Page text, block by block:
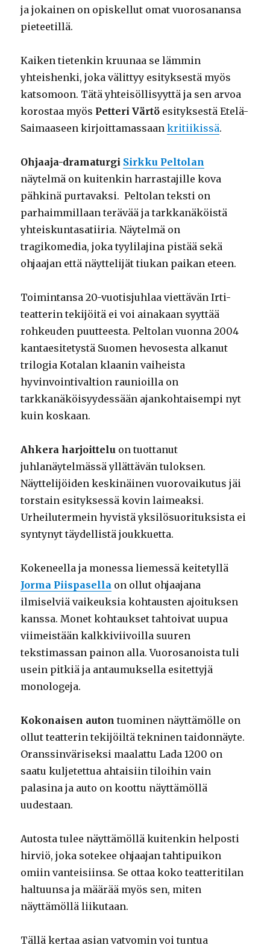
ja jokainen on opiskellut omat vuorosanansa
pieteetillä.
Kaiken tietenkin kruunaa se lämmin
yhteishenki, joka välittyy esityksestä myös
katsomoon. Tätä yhteisöllisyyttä ja sen arvoa
korostaa myös Petteri Värtö esityksestä Etelä-
Saimaaseen kirjoittamassaankritiikissä.
Ohjaaja-dramaturgi Sirkku Peltolan
näytelmä on kuitenkin harrastajille kova
pähkinä purtavaksi. Peltolan teksti on
parhaimmillaan terävää ja tarkkanäköistä
yhteiskuntasatiiria. Näytelmä on
tragikomedia, joka tyylilajina pistää sekä
ohjaajan että näyttelijät tiukan paikan eteen.
Toimintansa 20-vuotisjuhlaa viettävän Irti-
teatterin tekijöitä ei voi ainakaan syyttää
rohkeuden puutteesta. Peltolan vuonna 2004
kantaesitetystä Suomen hevosesta alkanut
trilogia Kotalan klaanin vaiheista
hyvinvointivaltion raunioilla on
tarkkanäköisyydessään ajankohtaisempi nyt
kuin koskaan.
Ahkera harjoittelu on tuottanut
juhlanäytelmässä yllättävän tuloksen.
Näyttelijöiden keskinäinen vuorovaikutus jäi
torstain esityksessä kovin laimeaksi.
Urheilutermein hyvistä yksilösuorituksista ei
syntynyt täydellistä joukkuetta.
Kokeneella ja monessa liemessä keitetyllä
Jorma Piispasella on ollut ohjaajana
ilmiselviä vaikeuksia kohtausten ajoituksen
kanssa. Monet kohtaukset tahtoivat uupua
viimeistään kalkkiviivoilla suuren
tekstimassan painon alla. Vuorosanoista tuli
usein pitkiä ja antaumuksella esitettyjä
monologeja.
Kokonaisen auton tuominen näyttämölle on
ollut teatterin tekijöiltä tekninen taidonnäyte.
Oranssinväriseksi maalattu Lada 1200 on
saatu kuljetettua ahtaisiin tiloihin vain
palasina ja auto on koottu näyttämöllä
uudestaan.
Autosta tulee näyttämöllä kuitenkin helposti
hirviö, joka sotekee ohjaajan tahtipuikon
omiin vanteisiinsa. Se ottaa koko teatteritilan
haltuunsa ja määrää myös sen, miten
näyttämöllä liikutaan.
Tällä kertaa asian vatvomin voi tuntua